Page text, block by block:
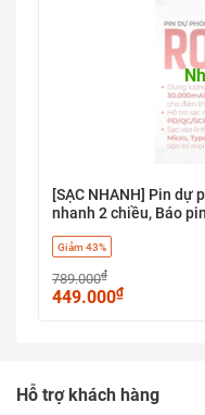
[SẠC NHANH] Pin dự
nhanh 2 chiều, Báo pin
Giảm 43%
789.000₫
449.000₫
Hỗ trợ khách hàng